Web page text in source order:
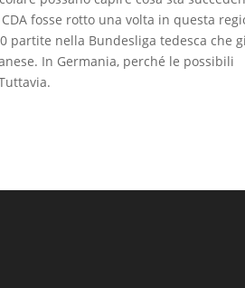
fosse rotto una volta in questa
partite nella Bundesliga tedesca che
In Germania, perché le possibili